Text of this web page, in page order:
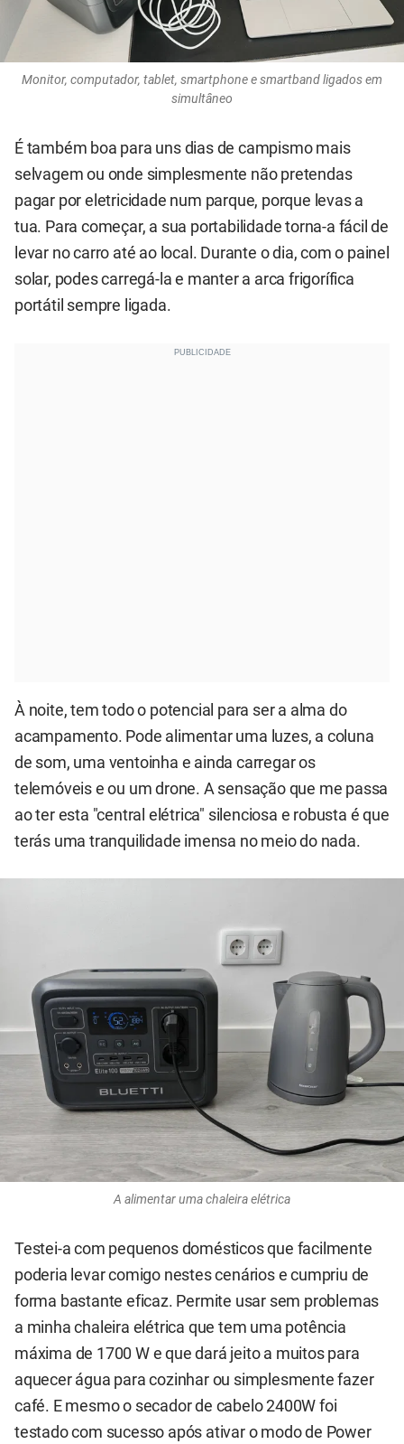
Monitor, computador, tablet, smartphone e smartband ligados em
simultâneo
É também boa para uns dias de campismo mais
selvagem ou onde simplesmente não pretendas
pagar por eletricidade num parque, porque levas a
tua. Para começar, a sua portabilidade torna-a fácil de
levar no carro até ao local. Durante o dia, com o painel
solar, podes carregá-la e manter a arca frigorífica
portátil sempre ligada.
À noite, tem todo o potencial para ser a alma do
acampamento. Pode alimentar uma luzes, a coluna
de som, uma ventoinha e ainda carregar os
telemóveis e ou um drone. A sensação que me passa
ao ter esta "central elétrica" silenciosa e robusta é que
terás uma tranquilidade imensa no meio do nada.
A alimentar uma chaleira elétrica
Testei-a com pequenos domésticos que facilmente
poderia levar comigo nestes cenários e cumpriu de
forma bastante eficaz. Permite usar sem problemas
a minha chaleira elétrica que tem uma potência
máxima de 1700 W e que dará jeito a muitos para
aquecer água para cozinhar ou simplesmente fazer
café. E mesmo o secador de cabelo 2400W foi
testado com sucesso após ativar o modo de Power